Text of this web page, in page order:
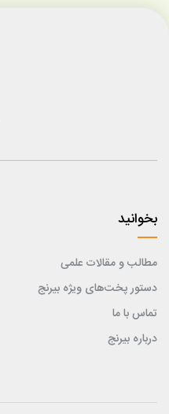
بخوانید
مطالب و مقالات علمی
دستور پخت‌های ویژه بیرنج
تماس با ما
درباره بیرنج